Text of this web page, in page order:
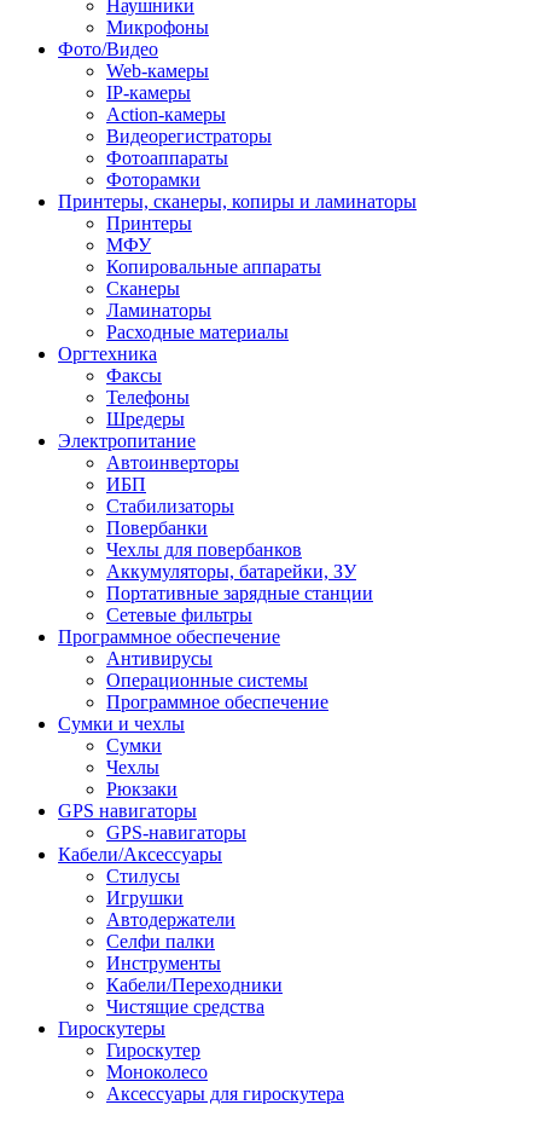
Наушники
Микрофоны
Фото/Видео
Web-камеры
IP-камеры
Action-камеры
Видеорегистраторы
Фотоаппараты
Фоторамки
Принтеры, сканеры, копиры и ламинаторы
Принтеры
МФУ
Копировальные аппараты
Сканеры
Ламинаторы
Расходные материалы
Оргтехника
Факсы
Телефоны
Шредеры
Электропитание
Автоинверторы
ИБП
Стабилизаторы
Повербанки
Чехлы для повербанков
Аккумуляторы, батарейки, ЗУ
Портативные зарядные станции
Сетевые фильтры
Программное обеспечение
Антивирусы
Операционные системы
Программное обеспечение
Сумки и чехлы
Сумки
Чехлы
Рюкзаки
GPS навигаторы
GPS-навигаторы
Кабели/Аксессуары
Стилусы
Игрушки
Автодержатели
Селфи палки
Инструменты
Кабели/Переходники
Чистящие средства
Гироскутеры
Гироскутер
Моноколесо
Аксессуары для гироскутера